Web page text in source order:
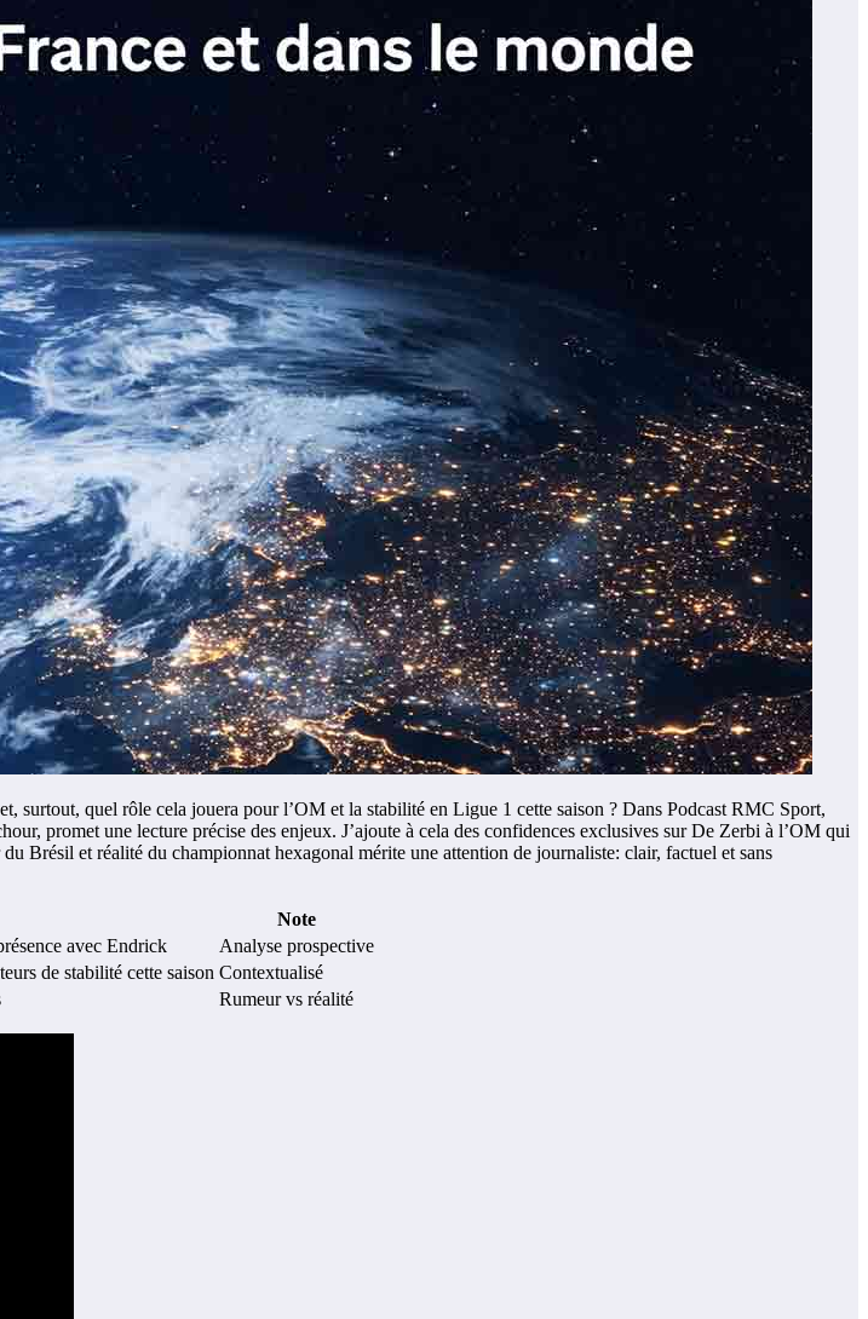
surtout, quel rôle cela jouera pour l’OM et la stabilité en Ligue 1 cette saison ? Dans Podcast RMC Sport,
promet une lecture précise des enjeux. J’ajoute à cela des confidences exclusives sur De Zerbi à l’OM qui
Brésil et réalité du championnat hexagonal mérite une attention de journaliste: clair, factuel et sans
Note
avec Endrick
Analyse prospective
de stabilité cette saison Contextualisé
Rumeur vs réalité